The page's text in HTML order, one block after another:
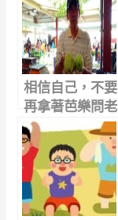
相信自己，不要
再拿著芭樂問老
闆甜不甜？